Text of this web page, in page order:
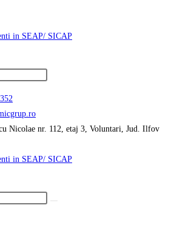
in SEAP/ SICAP
Nicolae nr. 112, etaj 3, Voluntari, Jud. Ilfov
in SEAP/ SICAP